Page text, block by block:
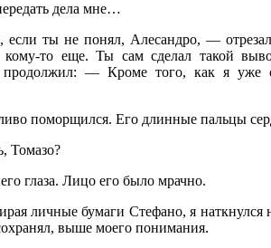
дела мне…
ты не понял, Алесандро, —
кому-то еще. Ты сам сделал такой
продолжил: — Кроме того, как я уже
поморщился. Его длинные пальцы
Томазо?
глаза. Лицо его было мрачно.
личные бумаги Стефано, я
выше моего понимания.